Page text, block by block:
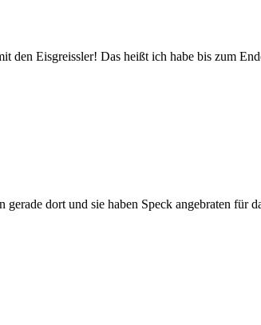
den Eisgreissler! Das heißt ich habe bis zum
dort und sie haben Speck angebraten für